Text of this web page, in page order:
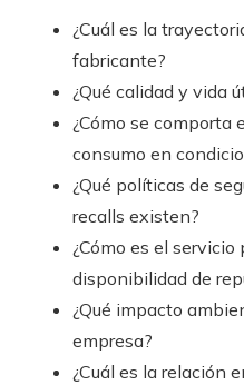
¿Cuál es la
fabricante?
¿Qué calidad y vida
¿Cómo se comporta
consumo en
¿Qué políticas de
recalls existen?
¿Cómo es el
disponibilidad de
¿Qué impacto
empresa?
¿Cuál es la relación